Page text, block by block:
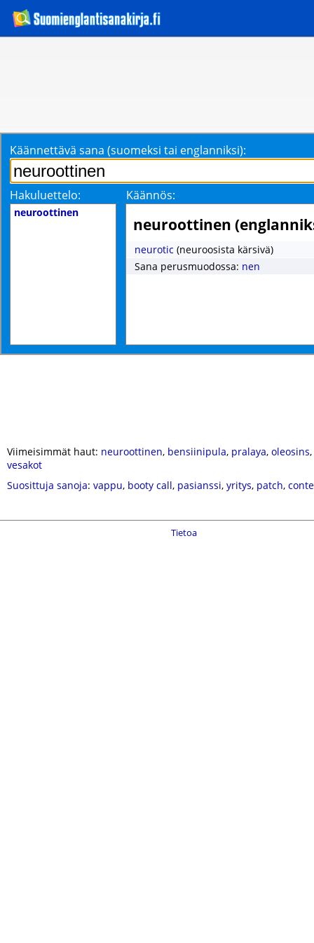
Käännettävä sana (suomeksi tai englanniksi):
Hakuluettelo: Käännös:
neuroottinen
neuroottinen
neurotic (neuroosista kärsivä)
Sana perusmuodossa: nen
Viimeisimmät haut: neuroottinen, bensiinipula, pralaya, oleosins,
vesakot
Suosittuja sanoja: vappu, booty call, pasianssi, yritys, patch,
Tietoa